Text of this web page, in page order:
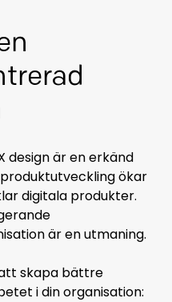
designär en erkänd
ökar
digitala produkter.
är en utmaning.
skapa bättre
i din organisation: